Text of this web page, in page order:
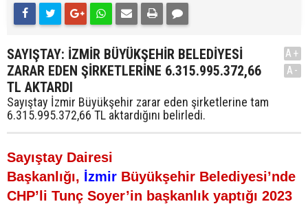
SAYIŞTAY: İZMİR BÜYÜKŞEHİR BELEDİYESİ
ZARAR EDEN ŞİRKETLERİNE 6.315.995.372,66
TL AKTARDI
Sayıştay İzmir Büyükşehir zarar eden şirketlerine tam
6.315.995.372,66 TL aktardığını belirledi.
A+
A-
Sayıştay Dairesi
Başkanlığı, İzmir Büyükşehir Belediyesi’nde
CHP’li Tunç Soyer’in başkanlık yaptığı 2023